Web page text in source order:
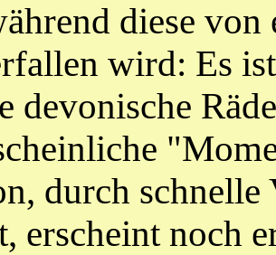
diese
wird: Es
devonische
durch schnelle
erscheint noch